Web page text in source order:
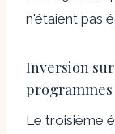
n'étaient pas
Inversion
Le troisième